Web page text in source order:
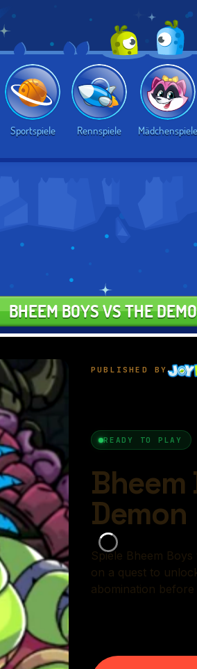
Sportspiele Rennspiele Mädchenspiele
BHEEM BOYS VS THE